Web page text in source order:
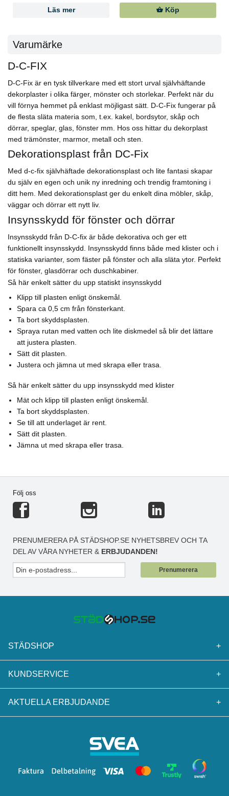
Läs mer Köp
Varumärke
D-C-FIX
D-C-Fix är en tysk tillverkare med ett stort urval självhäftande
dekorplaster i olika färger, mönster och storlekar. Perfekt när du
vill förnya hemmet på enklast möjligast sätt. D-C-Fix fungerar på
de flesta släta materia som, t.ex. kakel, bordsytor, skåp och
dörrar, speglar, glas, fönster mm. Hos oss hittar du dekorplast
med trämönster, marmor, metall och sten.
Dekorationsplast från DC-Fix
Med d-c-fix självhäftade dekorationsplast och lite fantasi skapar
du själv en egen och unik ny inredning och trendig framtoning i
ditt hem. Med dekorationsplast ger du enkelt dina möbler, skåp,
väggar och dörrar ett nytt liv.
Insynsskydd för fönster och dörrar
Insynsskydd från D-C-fix är både dekorativa och ger ett
funktionellt insynsskydd. Insynsskydd finns både med klister och i
statiska varianter, som fäster på fönster och alla släta ytor. Perfekt
för fönster, glasdörrar och duschkabiner.
Så här enkelt sätter du upp statiskt insynsskydd
Klipp till plasten enligt önskemål.
Spara ca 0,5 cm från fönsterkant.
Ta bort skyddsplasten.
Spraya rutan med vatten och lite diskmedel så blir det lättare
att justera plasten.
Sätt dit plasten.
Justera och jämna ut med skrapa eller trasa.
Så här enkelt sätter du upp insynsskydd med klister
Mät och klipp till plasten enligt önskemål.
Ta bort skyddsplasten.
Se till att underlaget är rent.
Sätt dit plasten.
Jämna ut med skrapa eller trasa.
Följ oss
PRENUMERERA PÅ STÄDSHOP.SE NYHETSBREV OCH TA
DEL AV VÅRA NYHETER & ERBJUDANDEN!
Prenumerera
STÄDSHOP +
KUNDSERVICE +
AKTUELLA ERBJUDANDE +